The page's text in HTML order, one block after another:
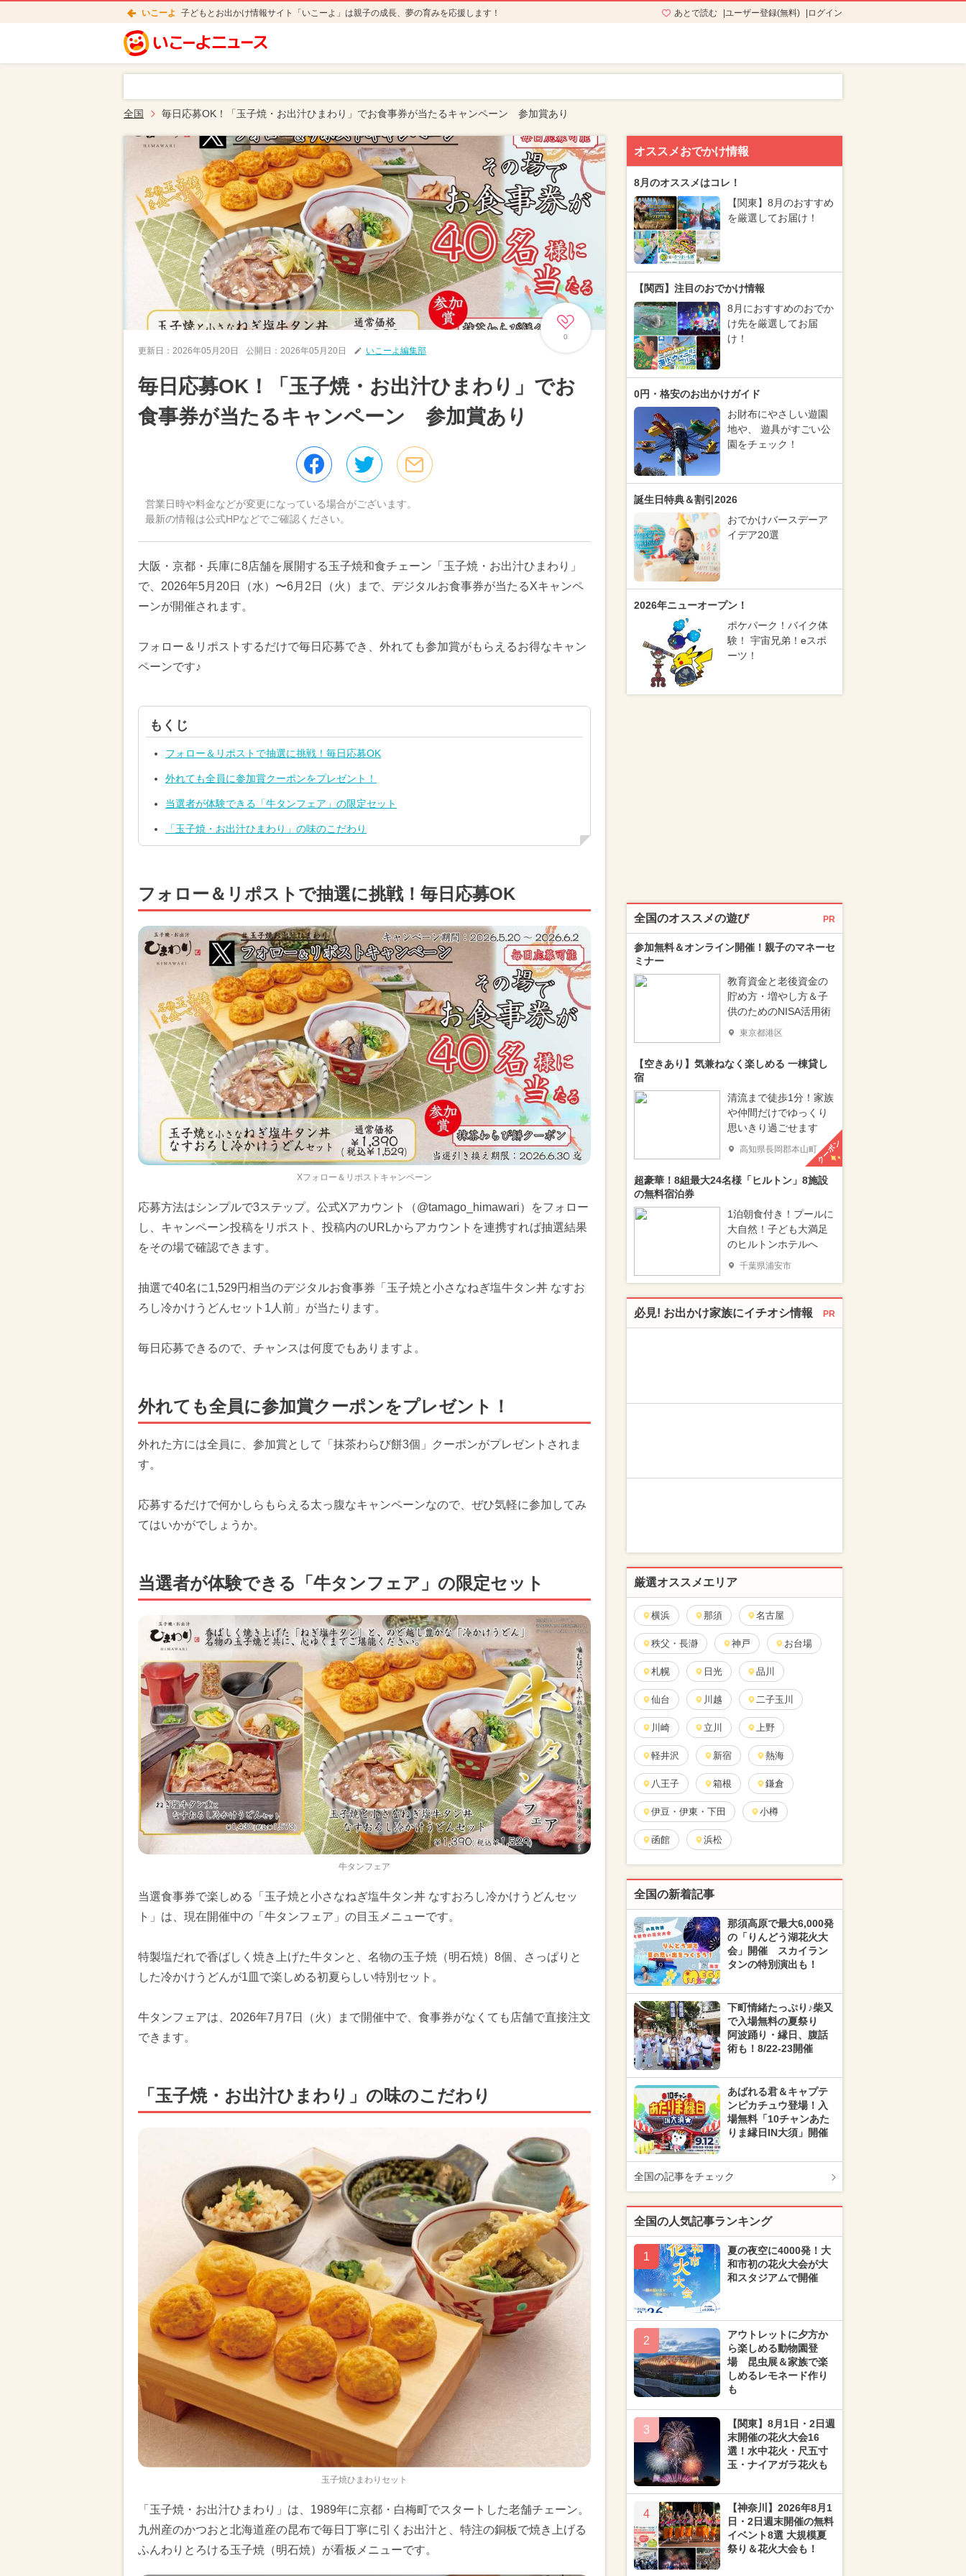
いこーよ 子どもとお出かけ情報サイト「いこーよ」は親子の成長、夢の育みを応援します！ あとで読む ユーザー登録(無料) ログイン
全国 毎日応募OK！「玉子焼・お出汁ひまわり」でお食事券が当たるキャンペーン 参加賞あり
0
更新日： 2026年05月20日 公開日： 2026年05月20日 いこーよ編集部
毎日応募OK！「玉子焼・お出汁ひまわり」でお
食事券が当たるキャンペーン 参加賞あり
営業日時や料金などが変更になっている場合がございます。
最新の情報は公式HPなどでご確認ください。
大阪・京都・兵庫に8店舗を展開する玉子焼和食チェーン「玉子焼・お出汁ひまわり」
で、2026年5月20日（水）〜6月2日（火）まで、デジタルお食事券が当たるXキャンペ
ーンが開催されます。
フォロー＆リポストするだけで毎日応募でき、外れても参加賞がもらえるお得なキャン
ペーンです♪
もくじ
フォロー＆リポストで抽選に挑戦！毎日応募OK
外れても全員に参加賞クーポンをプレゼント！
当選者が体験できる「牛タンフェア」の限定セット
「玉子焼・お出汁ひまわり」の味のこだわり
フォロー＆リポストで抽選に挑戦！毎日応募OK
Xフォロー＆リポストキャンペーン
応募方法はシンプルで3ステップ。公式Xアカウント（@tamago_himawari）をフォロー
し、キャンペーン投稿をリポスト、投稿内のURLからアカウントを連携すれば抽選結果
をその場で確認できます。
抽選で40名に1,529円相当のデジタルお食事券「玉子焼と小さなねぎ塩牛タン丼 なすお
ろし冷かけうどんセット1人前」が当たります。
毎日応募できるので、チャンスは何度でもありますよ。
外れても全員に参加賞クーポンをプレゼント！
外れた方には全員に、参加賞として「抹茶わらび餅3個」クーポンがプレゼントされま
す。
応募するだけで何かしらもらえる太っ腹なキャンペーンなので、ぜひ気軽に参加してみ
てはいかがでしょうか。
当選者が体験できる「牛タンフェア」の限定セット
牛タンフェア
当選食事券で楽しめる「玉子焼と小さなねぎ塩牛タン丼 なすおろし冷かけうどんセッ
ト」は、現在開催中の「牛タンフェア」の目玉メニューです。
特製塩だれで香ばしく焼き上げた牛タンと、名物の玉子焼（明石焼）8個、さっぱりと
した冷かけうどんが1皿で楽しめる初夏らしい特別セット。
牛タンフェアは、2026年7月7日（火）まで開催中で、食事券がなくても店舗で直接注文
できます。
「玉子焼・お出汁ひまわり」の味のこだわり
玉子焼ひまわりセット
「玉子焼・お出汁ひまわり」は、1989年に京都・白梅町でスタートした老舗チェーン。
九州産のかつおと北海道産の昆布で毎日丁寧に引くお出汁と、特注の銅板で焼き上げる
ふんわりとろける玉子焼（明石焼）が看板メニューです。
オススメおでかけ情報
8月のオススメはコレ！
【関東】8月のおすすめ
を厳選してお届け！
【関西】注目のおでかけ情報
8月におすすめのおでか
け先を厳選してお届
け！
0円・格安のお出かけガイド
お財布にやさしい遊園
地や、 遊具がすごい公
園をチェック！
誕生日特典＆割引2026
おでかけバースデーア
イデア20選
2026年ニューオープン！
ポケパーク！バイク体
験！ 宇宙兄弟！eスポ
ーツ！
全国のオススメの遊び PR
参加無料＆オンライン開催！親子のマネーセ
ミナー
教育資金と老後資金の
貯め方・増やし方＆子
供のためのNISA活用術
東京都港区
【空きあり】気兼ねなく楽しめる 一棟貸し
宿
清流まで徒歩1分！家族
や仲間だけでゆっくり
思いきり過ごせます
高知県長岡郡本山町クーポン
超豪華！8組最大24名様「ヒルトン」8施設
の無料宿泊券
1泊朝食付き！プールに
大自然！子ども大満足
のヒルトンホテルへ
千葉県浦安市
必見! お出かけ家族にイチオシ情報 PR
厳選オススメエリア
横浜 那須 名古屋
秩父・長瀞 神戸 お台場
札幌 日光 品川
仙台 川越 二子玉川
川崎 立川 上野
軽井沢 新宿 熱海
八王子 箱根 鎌倉
伊豆・伊東・下田 小樽
函館 浜松
全国の新着記事
那須高原で最大6,000発
の「りんどう湖花火大
会」開催 スカイラン
タンの特別演出も！
下町情緒たっぷり♪柴又
で入場無料の夏祭り
阿波踊り・縁日、腹話
術も！8/22-23開催
あばれる君＆キャプテ
ンピカチュウ登場！入
場無料「10チャンあた
りま縁日IN大須」開催
全国の記事をチェック
全国の人気記事ランキング
1
夏の夜空に4000発！大
和市初の花火大会が大
和スタジアムで開催
2
アウトレットに夕方か
ら楽しめる動物園登
場 昆虫展＆家族で楽
しめるレモネード作り
も
3
【関東】8月1日・2日週
末開催の花火大会16
選！水中花火・尺五寸
玉・ナイアガラ花火も
4
【神奈川】2026年8月1
日・2日週末開催の無料
イベント8選 大規模夏
祭り＆花火大会も！